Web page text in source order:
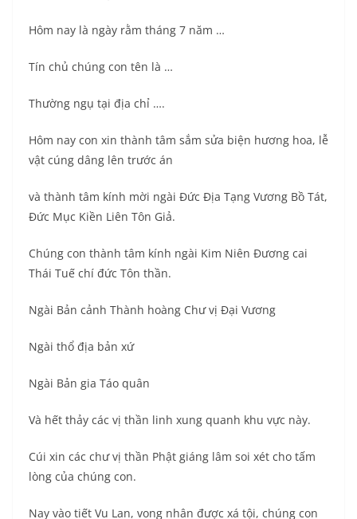
Hôm nay là ngày rằm tháng 7 năm …
Tín chủ chúng con tên là …
Thường ngụ tại địa chỉ ….
Hôm nay con xin thành tâm sắm sửa biện hương hoa, lễ
vật cúng dâng lên trước án
và thành tâm kính mời ngài Đức Địa Tạng Vương Bồ Tát,
Đức Mục Kiền Liên Tôn Giả.
Chúng con thành tâm kính ngài Kim Niên Đương cai
Thái Tuế chí đức Tôn thần.
Ngài Bản cảnh Thành hoàng Chư vị Đại Vương
Ngài thổ địa bản xứ
Ngài Bản gia Táo quân
Và hết thảy các vị thần linh xung quanh khu vực này.
Cúi xin các chư vị thần Phật giáng lâm soi xét cho tấm
lòng của chúng con.
Nay vào tiết Vu Lan, vong nhân được xá tội, chúng con